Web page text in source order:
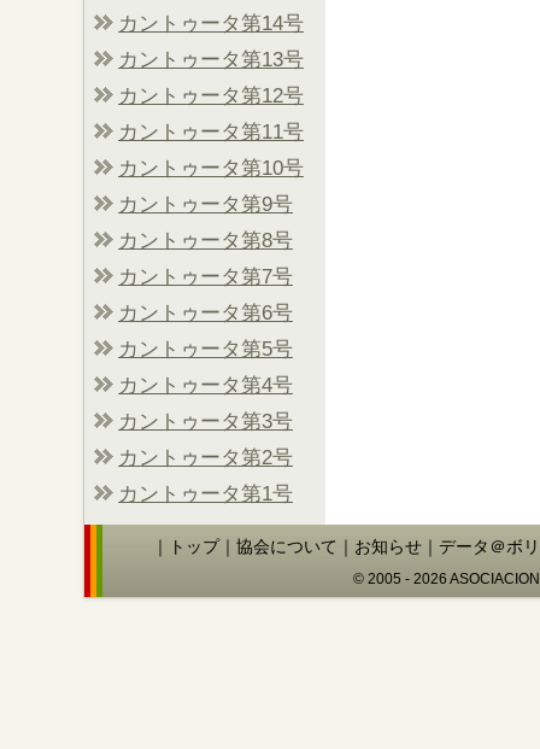
カントゥータ第14号
カントゥータ第13号
カントゥータ第12号
カントゥータ第11号
カントゥータ第10号
カントゥータ第9号
カントゥータ第8号
カントゥータ第7号
カントゥータ第6号
カントゥータ第5号
カントゥータ第4号
カントゥータ第3号
カントゥータ第2号
カントゥータ第1号
｜ トップ｜ 協会について ｜ お知らせ ｜ データ＠ボ
© 2005 - 2026